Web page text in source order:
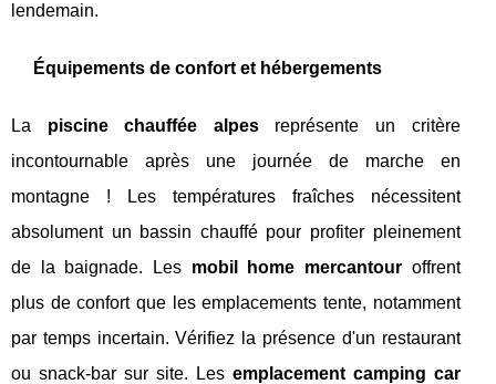
lendemain.
Équipements de confort et hébergements
La piscine chauffée alpesreprésente un critère
incontournable après une journée de marche en
montagne ! Les températures fraîches nécessitent
absolument un bassin chauffé pour profiter pleinement
de la baignade. Les mobil home mercantouroffrent
plus de confort que les emplacements tente, notamment
par temps incertain. Vérifiez la présence d'un restaurant
ou snack-bar sur site. Les emplacement camping car